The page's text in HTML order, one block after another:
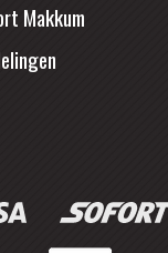
Makkum